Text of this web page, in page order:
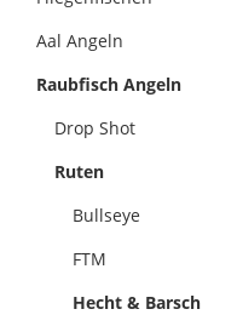
Aal Angeln
Raubfisch Angeln
Drop Shot
Ruten
Bullseye
FTM
Hecht & Barsch